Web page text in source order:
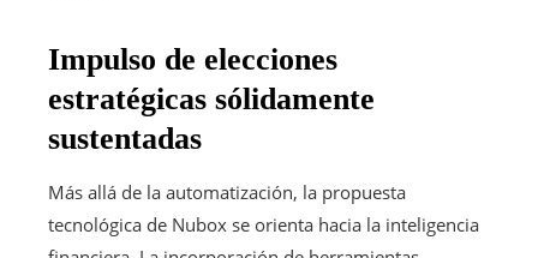
Impulso de elecciones
estratégicas sólidamente
sustentadas
Más allá de la automatización, la propuesta
tecnológica de Nubox se orienta hacia la inteligencia